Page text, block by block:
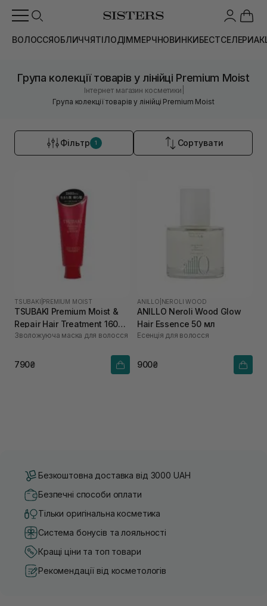
ВОЛОССЯОБЛИЧЧЯТІЛОДІММЕРЧНОВИНКИБЕСТСЕЛЕРИ
Група колекції товарів у лінійці Premium Moist
Інтернет магазин косметики
Група колекції товарів у лінійці Premium Moist
Фільтр 1 Сортувати
TSUBAKI PREMIUM MOIST
TSUBAKI Premium Moist &
Repair Hair Treatment 160
мл
Зволожуюча маска для волосся
790₴
ANILLO NEROLI WOOD
ANILLO Neroli Wood Glow
Hair Essence 50 мл
Есенція для волосся
900₴
Безкоштовна доставка від 3000 UAH
Безпечні способи оплати
Тільки оригінальна косметика
Система бонусів та лояльності
Кращі ціни та топ товари
Рекомендації від косметологів